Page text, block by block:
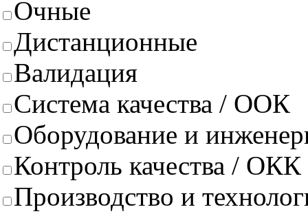
Очные
Дистанционные
Валидация
Система качества / ООК
Оборудование и
Контроль качества / ОКК
Производство и